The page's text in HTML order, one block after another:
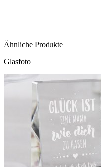
Ähnliche Produkte
Glasfoto